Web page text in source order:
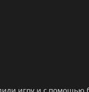
игру и с помощью